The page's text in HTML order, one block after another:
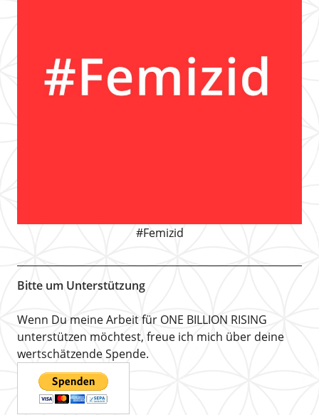
#Femizid
Bitte um Unterstützung
Wenn Du meine Arbeit für ONE BILLION RISING
unterstützen möchtest, freue ich mich über deine
wertschätzende Spende.